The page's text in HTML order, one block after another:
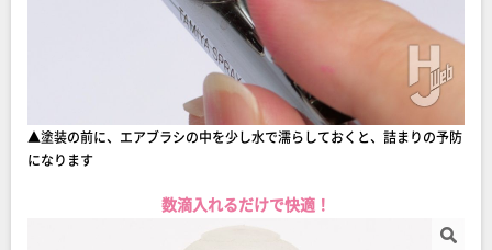
▲塗装の前に、エアブラシの中を少し水で濡らしておくと、詰まりの予防
になります
数滴入れるだけで快適！